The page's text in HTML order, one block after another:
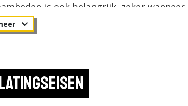
is ook belangrijk, zeker
zijn. Tijdens de opleiding leer je hier